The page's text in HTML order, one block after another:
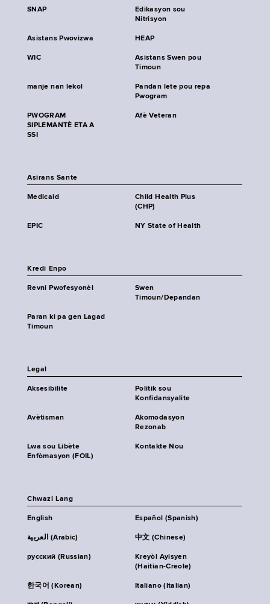
SNAP
Edikasyon sou
Nitrisyon
Asistans Pwovizwa HEAP
WIC
Asistans Swen pou
Timoun
manje nan lekol
Pandan lete pou repa
Pwogram
PWOGRAM
SIPLEMANTÈ ETA A
SSI
Afè Veteran
Asirans Sante
Medicaid
Child Health Plus
(CHP)
EPIC NY State of Health
Kredi Enpo
Revni Pwofesyonèl
Swen
Timoun/Depandan
Paran ki pa gen Lagad
Timoun
Legal
Aksesibilite
Politik sou
Konfidansyalite
Avètisman
Akomodasyon
Rezonab
Lwa sou Libète
Enfòmasyon (FOIL)
Kontakte Nou
Chwazi Lang
English Español (Spanish)
العربية (Arabic) 中文 (Chinese)
русский (Russian)
Kreyòl Ayisyen
(Haitian-Creole)
한국어 (Korean) Italiano (Italian)